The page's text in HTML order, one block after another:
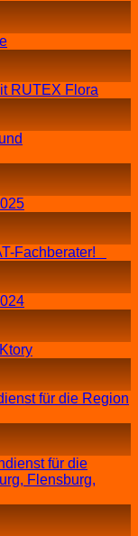
RUTEX Flora
Fachberater!
für die Region
für die
Flensburg,